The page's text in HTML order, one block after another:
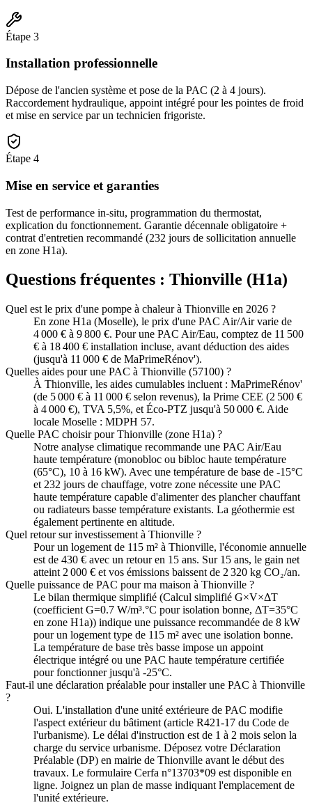
Étape 3
Installation professionnelle
Dépose de l'ancien système et pose de la PAC (2 à 4 jours).
Raccordement hydraulique, appoint intégré pour les pointes de froid
et mise en service par un technicien frigoriste.
Étape 4
Mise en service et garanties
Test de performance in-situ, programmation du thermostat,
explication du fonctionnement. Garantie décennale obligatoire +
contrat d'entretien recommandé (232 jours de sollicitation annuelle
en zone H1a).
Questions fréquentes : Thionville (H1a)
Quel est le prix d'une pompe à chaleur à Thionville en 2026 ?
En zone H1a (Moselle), le prix d'une PAC Air/Air varie de
4 000 € à 9 800 €. Pour une PAC Air/Eau, comptez de 11 500
€ à 18 400 € installation incluse, avant déduction des aides
(jusqu'à 11 000 € de MaPrimeRénov').
Quelles aides pour une PAC à Thionville (57100) ?
À Thionville, les aides cumulables incluent : MaPrimeRénov'
(de 5 000 € à 11 000 € selon revenus), la Prime CEE (2 500 €
à 4 000 €), TVA 5,5%, et Éco-PTZ jusqu'à 50 000 €. Aide
locale Moselle : MDPH 57.
Quelle PAC choisir pour Thionville (zone H1a) ?
Notre analyse climatique recommande une PAC Air/Eau
haute température (monobloc ou bibloc haute température
(65°C), 10 à 16 kW). Avec une température de base de -15°C
et 232 jours de chauffage, votre zone nécessite une PAC
haute température capable d'alimenter des plancher chauffant
ou radiateurs basse température existants. La géothermie est
également pertinente en altitude.
Quel retour sur investissement à Thionville ?
Pour un logement de 115 m² à Thionville, l'économie annuelle
est de 430 € avec un retour en 15 ans. Sur 15 ans, le gain net
atteint 2 000 € et vos émissions baissent de 2 320 kg CO₂/an.
Quelle puissance de PAC pour ma maison à Thionville ?
Le bilan thermique simplifié (Calcul simplifié G×V×ΔT
(coefficient G=0.7 W/m³.°C pour isolation bonne, ΔT=35°C
en zone H1a)) indique une puissance recommandée de 8 kW
pour un logement type de 115 m² avec une isolation bonne.
La température de base très basse impose un appoint
électrique intégré ou une PAC haute température certifiée
pour fonctionner jusqu'à -25°C.
Faut-il une déclaration préalable pour installer une PAC à Thionville
?
Oui. L'installation d'une unité extérieure de PAC modifie
l'aspect extérieur du bâtiment (article R421-17 du Code de
l'urbanisme). Le délai d'instruction est de 1 à 2 mois selon la
charge du service urbanisme. Déposez votre Déclaration
Préalable (DP) en mairie de Thionville avant le début des
travaux. Le formulaire Cerfa n°13703*09 est disponible en
ligne. Joignez un plan de masse indiquant l'emplacement de
l'unité extérieure.